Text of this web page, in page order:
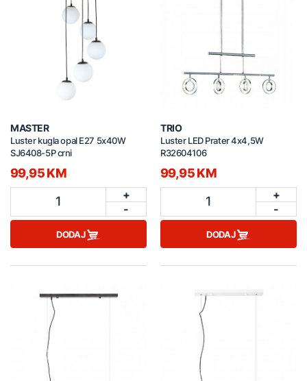
MASTER
Luster kugla opal E27 5x40W
SJ6408-5P crni
99,95 KM
1
+
-
DODAJ
TRIO
Luster LED Prater 4x4,5W
R32604106
99,95 KM
1
+
-
DODAJ